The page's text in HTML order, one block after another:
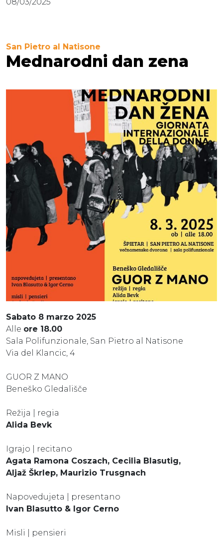
San Pietro al Natisone
Mednarodni dan zena
Sabato 8 marzo 2025
Alle ore 18.00
Sala Polifunzionale, San Pietro al Natisone
Via del Klancic, 4
GUOR Z MANO
Beneško Gledališče
Režija | regia
Alida Bevk
Igrajo | recitano
Agata Ramona Coszach, Cecilia Blasutig,
Aljaž Škrlep, Maurizio Trusgnach
Napovedujeta | presentano
Ivan Blasutto & Igor Cerno
Misli | pensieri